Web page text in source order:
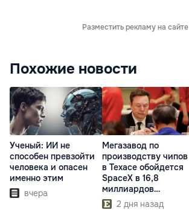
Разместить рекламу на сайте
Похожие новости
Ученый: ИИ не
способен превзойти
человека и опасен
именно этим
вчера
Мегазавод по
производству чипов
в Техасе обойдется
SpaceX в 16,8
миллиардов
долларов
2 дня назад